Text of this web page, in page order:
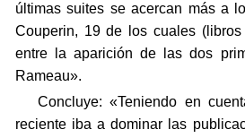
últimas suites se acercan más a
Couperin, 19 de los cuales
entre la aparición de las dos
Rameau».
Concluye: «Teniendo en
reciente iba a dominar las